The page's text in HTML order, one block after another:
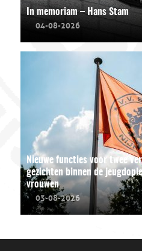
In memoriam – Hans Stam
04-08-2026
Nieuwe functies voor twee
gezichten binnen de
vrouwen
03-08-2026